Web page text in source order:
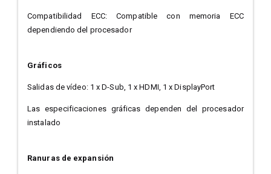
Compatibilidad ECC: Compatible con memoria ECC
dependiendo del procesador
Gráficos
Salidas de vídeo: 1 x D-Sub, 1 x HDMI, 1 x DisplayPort
Las especificaciones gráficas dependen del procesador
instalado
Ranuras de expansión